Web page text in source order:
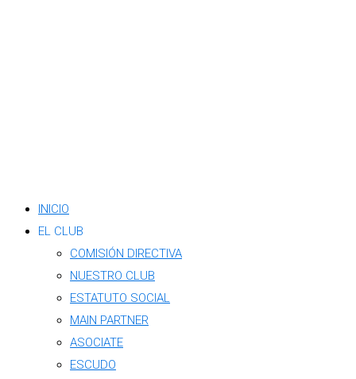
INICIO
EL CLUB
COMISIÓN DIRECTIVA
NUESTRO CLUB
ESTATUTO SOCIAL
MAIN PARTNER
ASOCIATE
ESCUDO